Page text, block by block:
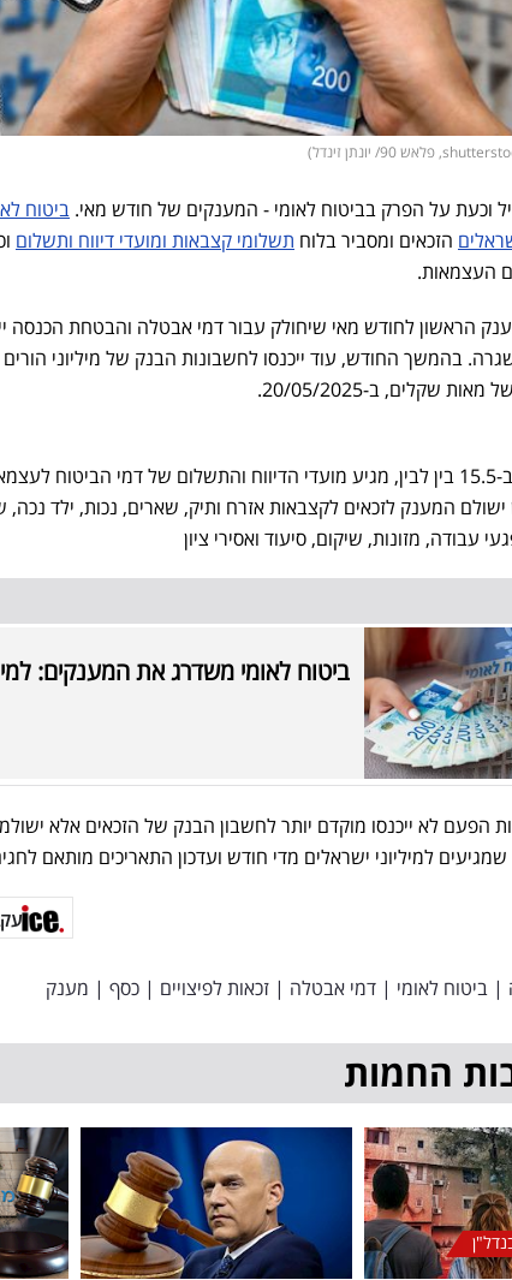
וכעת על הפרק בביטוח לאומי - המענקים של חודש מאי. ביטוח
הזכאים ומסביר בלוח תשלומי קצבאות ומועדי דיווח ותשלום
העצמאות.
הראשון לחודש מאי שיחולק עבור דמי אבטלה והבטחת הכנסה
כבשגרה. בהמשך החודש, עוד ייכנסו לחשבונות הבנק של מיליוני
שקלים, ב-20/05/2025.
בהמשך החודש ב-15.5 בין לבין, מגיע מועדי הדיווח והתשלום של דמי
המענק לזכאים לקצבאות אזרח ותיק, שארים, נכות, ילד נכה,
עבודה, מזונות, שיקום, סיעוד וא​סירי ציון
ביטוח לאומי משדרג את המענקים: למי מגיע
למיליוני ישראלים מדי חודש ועדכון התאריכים מותאם
| ביטוח לאומי | דמי אבטלה | זכאות לפיצויים | כסף | מענק
החמות